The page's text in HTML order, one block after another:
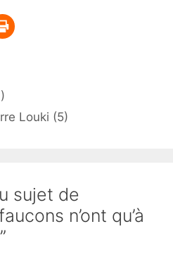
Louki (5)
sujet de
n’ont qu’à